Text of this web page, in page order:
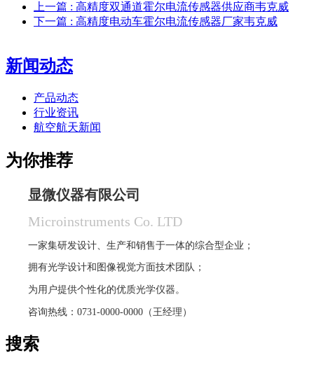
上一篇 : 高精度双通道霍尔电流传感器供应商韦克威
下一篇 : 高精度电动车霍尔电流传感器厂家韦克威
新闻动态
产品动态
行业资讯
航空航天新闻
为你推荐
显微仪器有限公司
Microinstruments Co. LTD
一家集研发设计、生产和销售于一体的综合型企业；
拥有光学设计和图像视觉方面技术团队；
为用户提供个性化的优质光学仪器。
咨询热线：0731-0000-0000（王经理）
搜索